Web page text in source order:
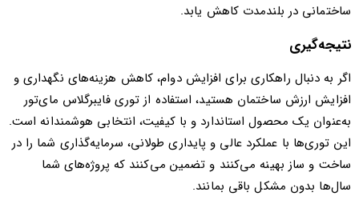
ساختمانی در بلندمدت کاهش یابد.
نتیجه‌گیری
اگر به دنبال راهکاری برای افزایش دوام، کاهش هزینه‌های نگهداری و
افزایش ارزش ساختمان هستید، استفاده از توری فایبرگلاس مای‌تور
به‌عنوان یک محصول استاندارد و با کیفیت، انتخابی هوشمندانه است.
این توری‌ها با عملکرد عالی و پایداری طولانی، سرمایه‌گذاری شما را در
ساخت و ساز بهینه می‌کنند و تضمین می‌کنند که پروژه‌های شما
سال‌ها بدون مشکل باقی بمانند.